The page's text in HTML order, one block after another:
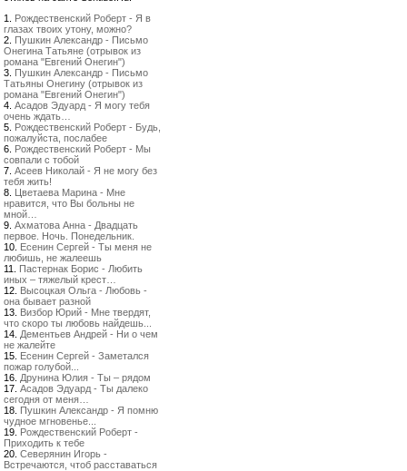
1. Рождественский Роберт - Я в
глазах твоих утону, можно?
2. Пушкин Александр - Письмо
Онегина Татьяне (отрывок из
романа "Евгений Онегин")
3. Пушкин Александр - Письмо
Татьяны Онегину (отрывок из
романа "Евгений Онегин")
4. Асадов Эдуард - Я могу тебя
очень ждать…
5. Рождественский Роберт - Будь,
пожалуйста, послабее
6. Рождественский Роберт - Мы
совпали с тобой
7. Асеев Николай - Я не могу без
тебя жить!
8. Цветаева Марина - Мне
нравится, что Вы больны не
мной…
9. Ахматова Анна - Двадцать
первое. Ночь. Понедельник.
10. Есенин Сергей - Ты меня не
любишь, не жалеешь
11. Пастернак Борис - Любить
иных – тяжелый крест…
12. Высоцкая Ольга - Любовь -
она бывает разной
13. Визбор Юрий - Мне твердят,
что скоро ты любовь найдешь...
14. Дементьев Андрей - Ни о чем
не жалейте
15. Есенин Сергей - Заметался
пожар голубой...
16. Друнина Юлия - Ты – рядом
17. Асадов Эдуард - Ты далеко
сегодня от меня…
18. Пушкин Александр - Я помню
чудное мгновенье...
19. Рождественский Роберт -
Приходить к тебе
20. Северянин Игорь -
Встречаются, чтоб расставаться